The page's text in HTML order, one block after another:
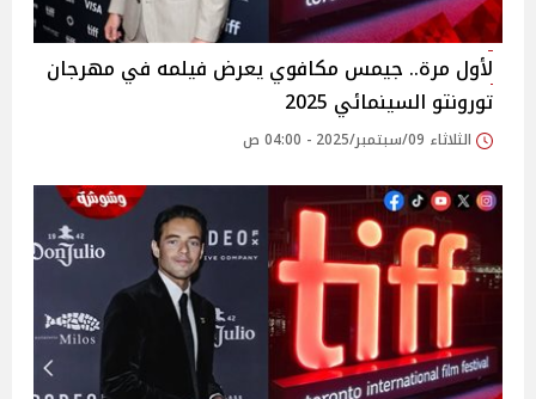
لأول مرة.. جيمس مكافوي يعرض فيلمه في مهرجان
تورونتو السينمائي 2025
الثلاثاء 09/سبتمبر/2025 - 04:00 ص